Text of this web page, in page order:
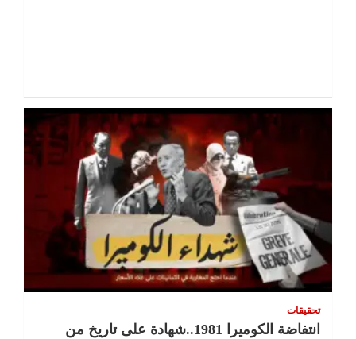
تحقيقات
انتفاضة الكوميرا 1981..شهادة على تاريخ من